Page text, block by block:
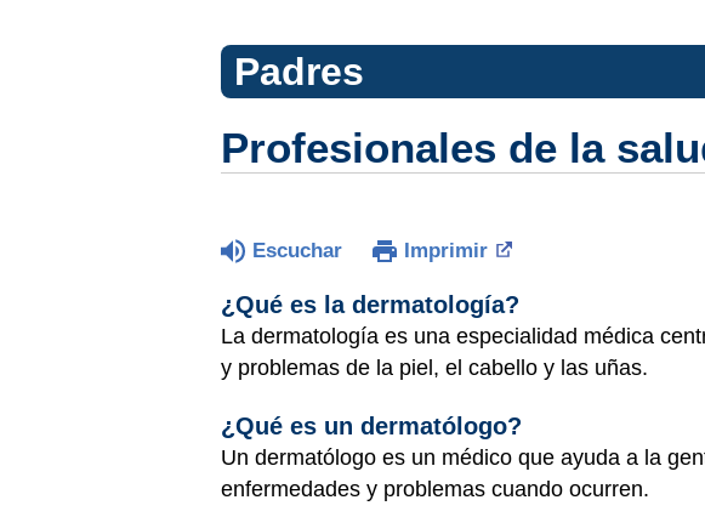
Padres
Profesionales de la
Escuchar Imprimir
¿Qué es la dermatología?
La dermatología es una especialidad médica
y problemas de la piel, el cabello y las uñas.
¿Qué es un dermatólogo?
Un dermatólogo es un médico que ayuda a la
enfermedades y problemas cuando ocurren.